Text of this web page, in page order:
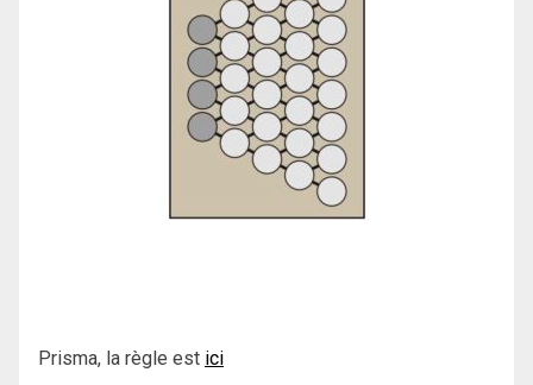
Prisma, la règle est ici